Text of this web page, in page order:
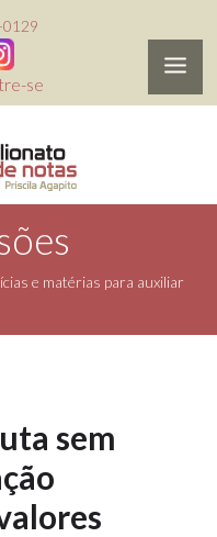
0129
se
e matérias para auxiliar
sem